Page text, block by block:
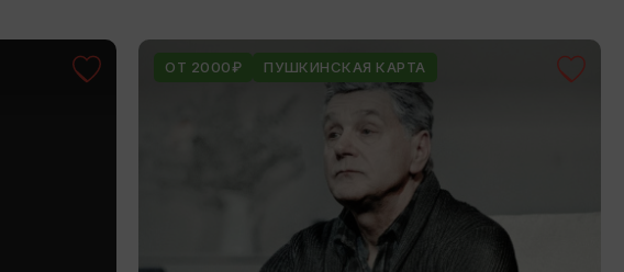
ОТ 2000₽ ПУШКИНСКАЯ КАРТА